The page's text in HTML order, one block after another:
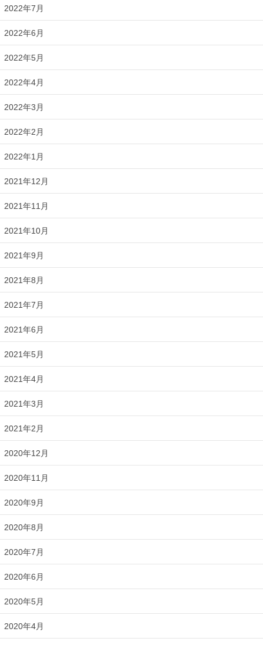
2022年7月
2022年6月
2022年5月
2022年4月
2022年3月
2022年2月
2022年1月
2021年12月
2021年11月
2021年10月
2021年9月
2021年8月
2021年7月
2021年6月
2021年5月
2021年4月
2021年3月
2021年2月
2020年12月
2020年11月
2020年9月
2020年8月
2020年7月
2020年6月
2020年5月
2020年4月